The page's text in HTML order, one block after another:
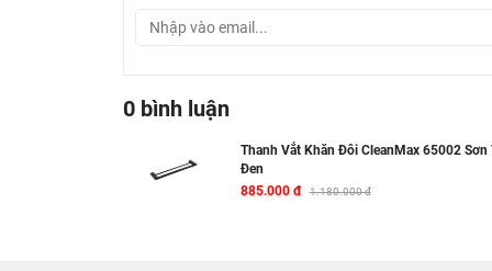
Thông số kỹ thuật thanh vắt khăn CleanMax
0 bình luận
Thanh Vắt Khăn Đôi CleanMax 65002 Sơn
Đen
885.000 đ
1.180.000 đ